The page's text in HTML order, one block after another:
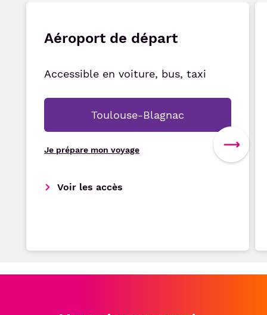
Aéroport de départ
Accessible en voiture, bus, taxi
Toulouse-Blagnac
Je prépare mon voyage
Voir les accès